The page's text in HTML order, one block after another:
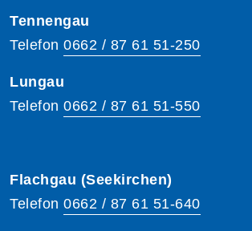
Tennengau
Telefon 0662 / 87 61 51-250
Lungau
Telefon 0662 / 87 61 51-550
Flachgau (Seekirchen)
Telefon 0662 / 87 61 51-640